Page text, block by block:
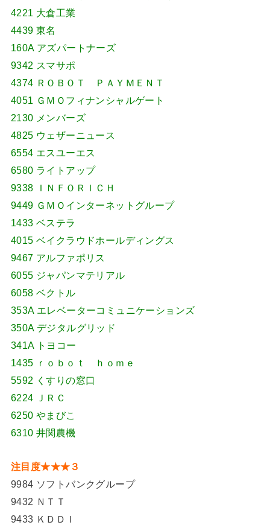
4221 大倉工業
4439 東名
160A アズパートナーズ
9342 スマサポ
4374 ＲＯＢＯＴ ＰＡＹＭＥＮＴ
4051 ＧＭＯフィナンシャルゲート
2130 メンバーズ
4825 ウェザーニュース
6554 エスユーエス
6580 ライトアップ
9338 ＩＮＦＯＲＩＣＨ
9449 ＧＭＯインターネットグループ
1433 ベステラ
4015 ベイクラウドホールディングス
9467 アルファポリス
6055 ジャパンマテリアル
6058 ベクトル
353A エレベーターコミュニケーションズ
350A デジタルグリッド
341A トヨコー
1435 ｒｏｂｏｔ ｈｏｍｅ
5592 くすりの窓口
6224 ＪＲＣ
6250 やまびこ
6310 井関農機
注目度★★★３
9984 ソフトバンクグループ
9432 ＮＴＴ
9433 ＫＤＤＩ